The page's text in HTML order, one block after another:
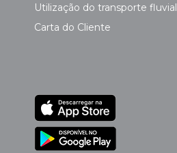
Utilização do transporte fluvial
Carta do Cliente